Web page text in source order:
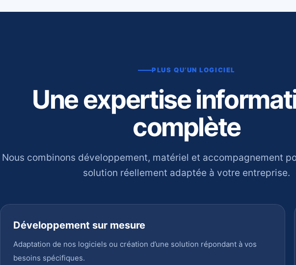
PLUS QU’UN LOGICIEL
Une expertise
complète
Nous combinons développement, matériel et accompagnement
solution réellement adaptée à votre entreprise.
Développement sur mesure
Adaptation de nos logiciels ou création d’une solution répondant à vos
besoins spécifiques.